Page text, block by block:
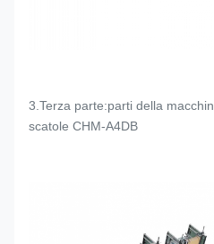
3.Terza parte:parti della
scatole CHM-A4DB